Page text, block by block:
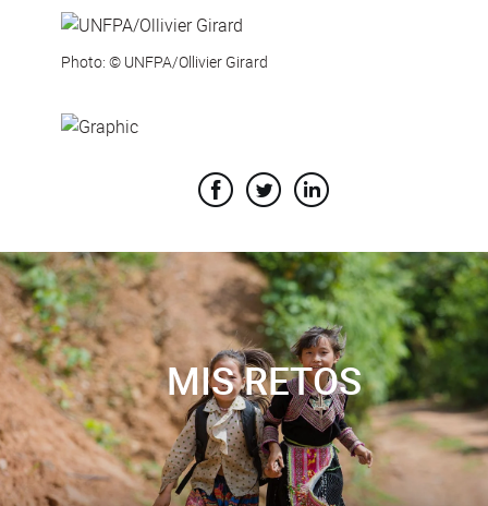
Photo: © UNFPA/Ollivier Girard
MIS RETOS